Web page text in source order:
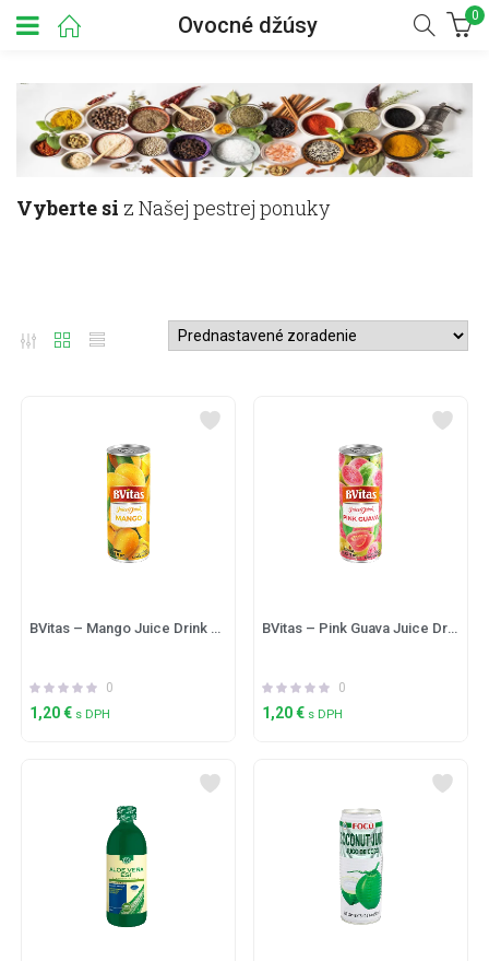
Ovocné džúsy 0
Vyberte si z Našej pestrej ponuky
BVitas – Mango Juice Drink 250ml
0
1,20€ s DPH
BVitas – Pink Guava Juice Drink
0
1,20€ s DPH